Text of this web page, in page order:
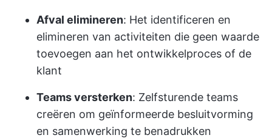
Afval elimineren: Het identificeren en
elimineren van activiteiten die geen waarde
toevoegen aan het ontwikkelproces of de
klant
Teams versterken: Zelfsturende teams
creëren om geïnformeerde besluitvorming
en samenwerking te benadrukken